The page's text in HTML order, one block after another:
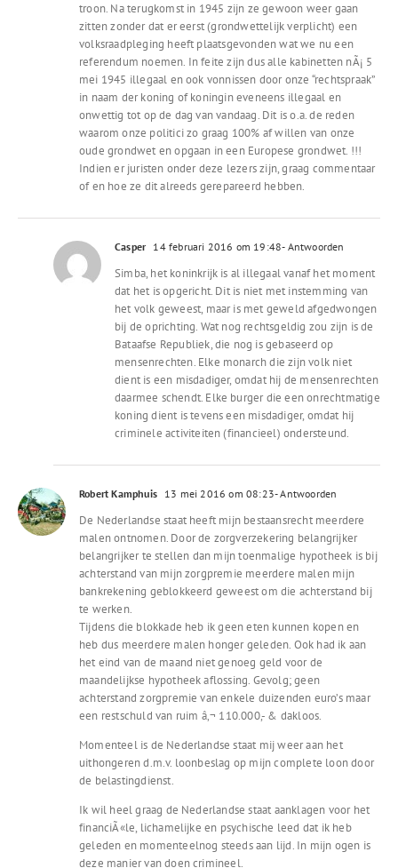
troon. Na terugkomst in 1945 zijn ze gewoon weer gaan
zitten zonder dat er eerst (grondwettelijk verplicht) een
volksraadpleging heeft plaatsgevonden wat we nu een
referendum noemen. In feite zijn dus alle kabinetten nÃ¡ 5
mei 1945 illegaal en ook vonnissen door onze “rechtspraak”
in naam der koning of koningin eveneens illegaal en
onwettig tot op de dag van vandaag. Dit is o.a. de reden
waarom onze politici zo graag 100% af willen van onze
oude grondwet en opgaan in een Europese grondwet. !!!
Indien er juristen onder deze lezers zijn, graag commentaar
of en hoe ze dit alreeds gerepareerd hebben.
Casper 14 februari 2016 om 19:48- Antwoorden
Simba, het koninkrijk is al illegaal vanaf het moment
dat het is opgericht. Dit is niet met instemming van
het volk geweest, maar is met geweld afgedwongen
bij de oprichting. Wat nog rechtsgeldig zou zijn is de
Bataafse Republiek, die nog is gebaseerd op
mensenrechten. Elke monarch die zijn volk niet
dient is een misdadiger, omdat hij de mensenrechten
daarmee schendt. Elke burger die een onrechtmatige
koning dient is tevens een misdadiger, omdat hij
criminele activiteiten (financieel) ondersteund.
Robert Kamphuis 13 mei 2016 om 08:23- Antwoorden
De Nederlandse staat heeft mijn bestaansrecht meerdere
malen ontnomen. Door de zorgverzekering belangrijker
belangrijker te stellen dan mijn toenmalige hypotheek is bij
achterstand van mijn zorgpremie meerdere malen mijn
bankrekening geblokkeerd geweest om die achterstand bij
te werken.
Tijdens die blokkade heb ik geen eten kunnen kopen en
heb dus meerdere malen honger geleden. Ook had ik aan
het eind van de maand niet genoeg geld voor de
maandelijkse hypotheek aflossing. Gevolg; geen
achterstand zorgpremie van enkele duizenden euro’s maar
een restschuld van ruim â‚¬ 110.000,- & dakloos.
Momenteel is de Nederlandse staat mij weer aan het
uithongeren d.m.v. loonbeslag op mijn complete loon door
de belastingdienst.
Ik wil heel graag de Nederlandse staat aanklagen voor het
financiÃ«le, lichamelijke en psychische leed dat ik heb
geleden en momenteelnog steeds aan lijd. In mijn ogen is
deze manier van doen crimineel.